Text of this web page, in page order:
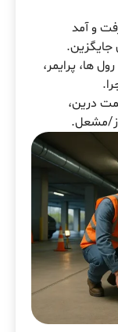
و آمد
ها، پرایمر،
درین،
مشعل.